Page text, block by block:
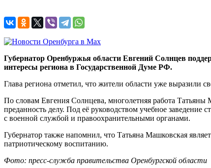
Губернатор Оренбуржья области Евгений Солнцев
интересы региона в Государственной Думе РФ.
Глава региона отметил, что жители области уже выразили
По словам Евгения Солнцева, многолетняя работа Татьяны
преданность делу. Под её руководством учебное
с военной службой и правоохранительными органами.
Губернатор также напомнил, что Татьяна Машковская
патриотическому воспитанию.
Фото: пресс-служба правительства Оренбургской области